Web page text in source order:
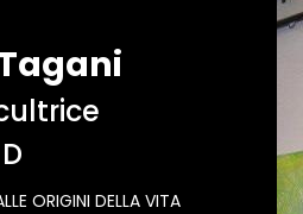
ORIGINI DELLA VITA